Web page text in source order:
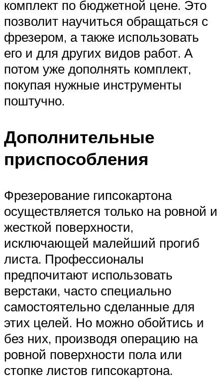
комплект по бюджетной цене. Это
позволит научиться обращаться с
фрезером, а также использовать
его и для других видов работ. А
потом уже дополнять комплект,
покупая нужные инструменты
поштучно.
Дополнительные
приспособления
Фрезерование гипсокартона
осуществляется только на ровной и
жесткой поверхности,
исключающей малейший прогиб
листа. Профессионалы
предпочитают использовать
верстаки, часто специально
самостоятельно сделанные для
этих целей. Но можно обойтись и
без них, производя операцию на
ровной поверхности пола или
стопке листов гипсокартона.